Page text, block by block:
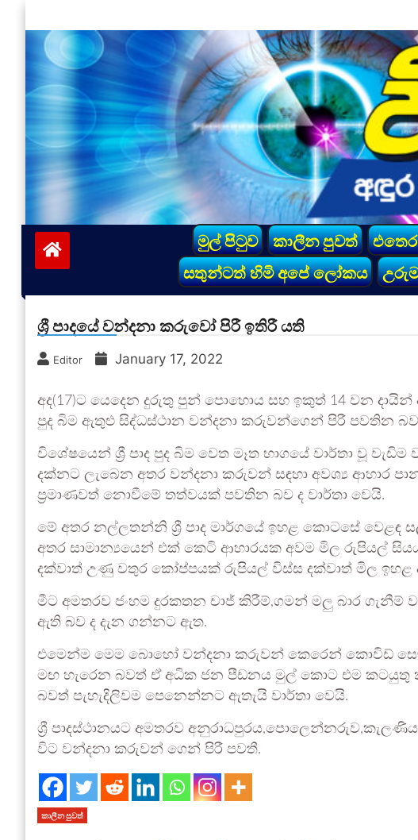
to
content
vinivida.lk
මුල් පිටුව කාලීන පුවත්
සතුන්ටත් හිමි අපේ ලෝකය
ශ්‍රී පාදයේ වන්දනා කරුවෝ පිරී ඉතිරී යති
Editor January 17, 2022
අද(17)ට යෙදෙන දුරුතු පුන් පොහොය සහ ඉකුත් 14 වන දායින්
පුද බිම ඇතුළු සිද්ධස්ථාන වන්දනා කරුවන්ගෙන් පිරී පවතින බව
විශේෂයෙන් ශ්‍රී පාද පුද බිම වෙත මෑත භාගයේ වාර්තා වූ
දක්නට ලැබෙන අතර වන්දනා කරුවන් සඳහා අවශ්‍ය ආහාර
ප්‍රමාණවත් නොවීමේ තත්වයක් පවතින බව ද වාර්තා වෙයි.
මේ අතර නල්ලතන්නි ශ්‍රී පාද මාර්ගයේ ඉහළ කොටසේ
අතර සාමාන්‍යයෙන් එක් කෙටි ආහාරයක අවම මිල රුපියල්
දක්වාත් උණු වතුර කෝප්පයක් රුපියල් විස්ස දක්වාත් මිල ඉහළ
මීට අමතරව ජංහම දුරකතන චාජ් කිරීම්,ගමන් මලු බාර ගැනීම්
ඇති බව ද දැන ගන්නට ඇත.
එමෙන්ම මෙම බොහෝ වන්දනා කරුවන් කෙරෙන් කොවිඩ්
මඟ හැරෙන බවත් ඒ අධික ජන පීඩනය මුල් කොට එම
බවත් පැහැදිලිවම පෙනෙන්නට ඇතැයි වාර්තා වෙයි.
ශ්‍රී පාදස්ථානයට අමතරව
විට වන්දනා කරුවන් ගෙන් පිරී පවතී.
කාලීන පුවත්